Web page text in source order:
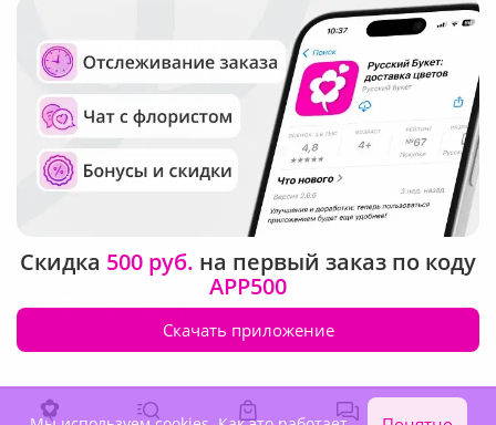
Доставка цветов по России и Миру
Адрес
Иваново,ул. Куконковых, 141
Бесплатно. Круглосуточно
info@rus-buket.ru
Скидка 500 руб. на первый заказ по коду
APP500
Скачать приложение